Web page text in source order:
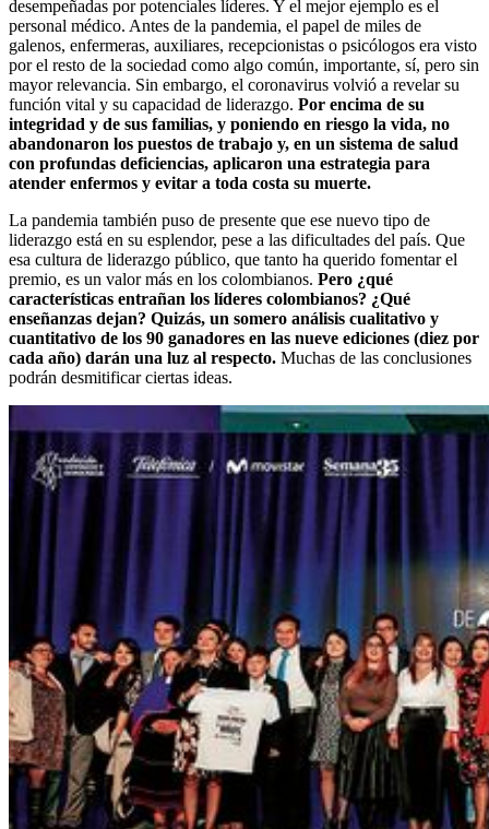
desempeñadas por potenciales líderes. Y el mejor ejemplo es el
personal médico. Antes de la pandemia, el papel de miles de
galenos, enfermeras, auxiliares, recepcionistas o psicólogos era visto
por el resto de la sociedad como algo común, importante, sí, pero sin
mayor relevancia. Sin embargo, el coronavirus volvió a revelar su
función vital y su capacidad de liderazgo. Por encima de su
integridad y de sus familias, y poniendo en riesgo la vida, no
abandonaron los puestos de trabajo y, en un sistema de salud
con profundas deficiencias, aplicaron una estrategia para
atender enfermos y evitar a toda costa su muerte.
La pandemia también puso de presente que ese nuevo tipo de
liderazgo está en su esplendor, pese a las dificultades del país. Que
esa cultura de liderazgo público, que tanto ha querido fomentar el
premio, es un valor más en los colombianos. Pero ¿qué
características entrañan los líderes colombianos? ¿Qué
enseñanzas dejan? Quizás, un somero análisis cualitativo y
cuantitativo de los 90 ganadores en las nueve ediciones (diez por
cada año) darán una luz al respecto. Muchas de las conclusiones
podrán desmitificar ciertas ideas.